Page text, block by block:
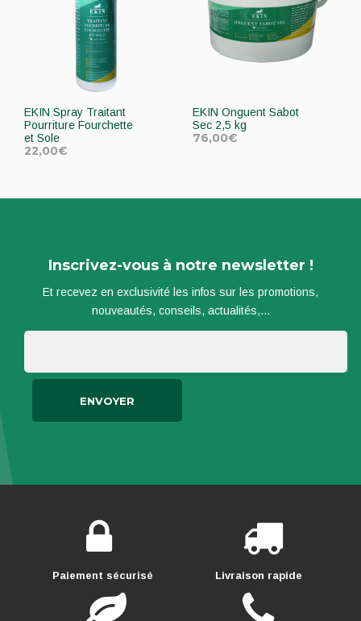
EKIN Spray Traitant
Pourriture Fourchette
et Sole
22,00€
EKIN Onguent Sabot
Sec 2,5 kg
76,00€
Inscrivez-vous à notre newsletter !
Et recevez en exclusivité les infos sur les promotions,
nouveautés, conseils, actualités,...
Paiement sécurisé Livraison rapide